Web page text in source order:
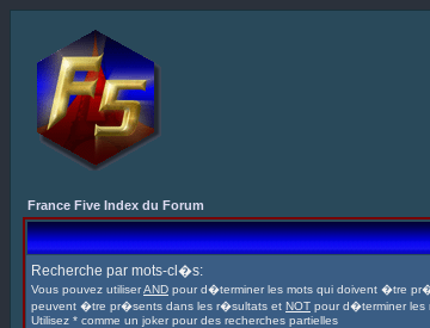
France Five Index du Forum
Recherche par mots-cl�s:
Vous pouvez utiliserAND pour d�terminer les mots qui doivent �tre
peuvent �tre pr�sents dans les r�sultats et NOT pour d�terminer les
Utilisez * comme un joker pour des recherches partielles